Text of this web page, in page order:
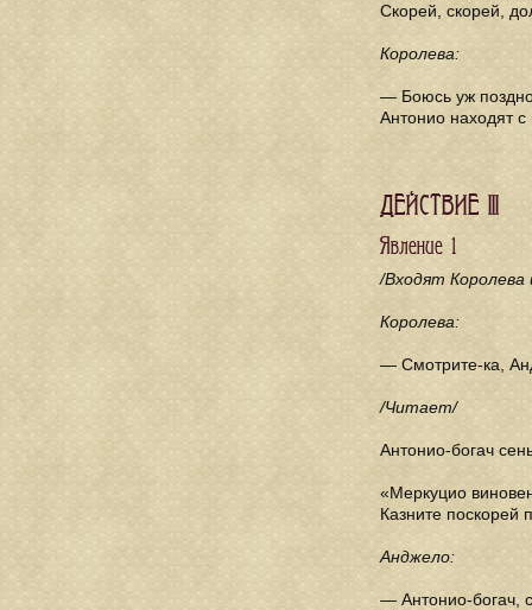
Скорей, скорей,
Королева:
— Боюсь уж
Антонио находят
ДЕЙСТВИЕ III
Явление 1
/Входят Королева
Королева:
— Смотрите-ка,
/Читает/
Антонио-богач
«Меркуцио
Казните поскорей
Анджело:
— Антонио-богач,